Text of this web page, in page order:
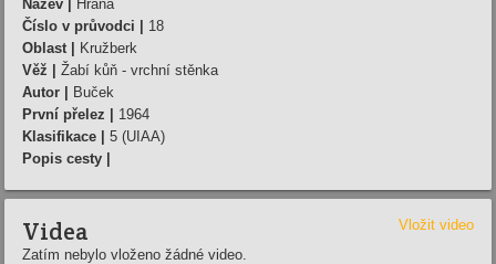
Název |
Hrana
Číslo v průvodci |
18
Oblast |
Kružberk
Věž |
Žabí kůň - vrchní stěnka
Autor |
Buček
První přelez |
1964
Klasifikace |
5 (UIAA)
Popis cesty |
Videa
Vložit video
Zatím nebylo vloženo žádné video.